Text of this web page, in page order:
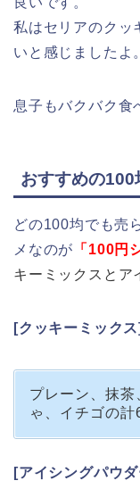
私はセリアのクッ
いと感じましたよ。
息子もバクバク食
おすすめの100
どの100均でも売
メなのが 「100円
キーミックスとア
[クッキーミックス]
プレーン、抹
ゃ、イチゴの計
[アイシングパウダ